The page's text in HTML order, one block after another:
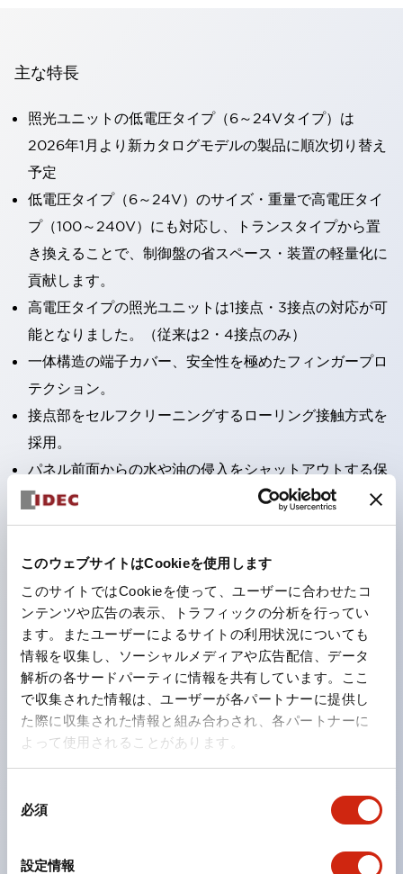
このウェブサイトはCookieを使用します
このサイトではCookieを使って、ユーザーに合わせたコ
ンテンツや広告の表示、トラフィックの分析を行ってい
ます。またユーザーによるサイトの利用状況についても
情報を収集し、ソーシャルメディアや広告配信、データ
解析の各サードパーティに情報を共有しています。ここ
で収集された情報は、ユーザーが各パートナーに提供し
た際に収集された情報と組み合わされ、各パートナーに
よって使用されることがあります。
必須
設定情報
主な特長
照光ユニットの低電圧タイプ（6～24Vタイプ）は
2026年1月より新カタログモデルの製品に順次切り替え
予定
低電圧タイプ（6～24V）のサイズ・重量で高電圧タイ
プ（100～240V）にも対応し、トランスタイプから置
き換えることで、制御盤の省スペース・装置の軽量化に
貢献します。
高電圧タイプの照光ユニットは1接点・3接点の対応が可
能となりました。（従来は2・4接点のみ）
一体構造の端子カバー、安全性を極めたフィンガープロ
テクション。
接点部をセルフクリーニングするローリング接触方式を
採用。
パネル前面からの水や油の侵入をシャットアウトする保
護構造：IP65。（ただし2点押ボタンスイッチは
IP40）
チも完備。
ワールドワイドなニーズに対応する各種電圧を完備。
1つで6色の役をこなすLED球（LSRD球）。これまで色
ごとに分かれていたLED球を、1色のLED球で各色を表
現できるようにしました。
カラーユニバーサルデザインに対応。表示灯（角平形）
の点灯/消灯の認識および、点灯時のランプ色の識別が
ISO 3864-4安全色に対応。危険時や緊急事態時の色表
現がより明確・鮮明で、より多くの方が識別可能に。